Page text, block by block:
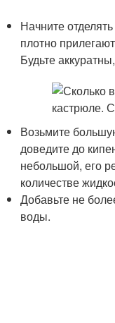
Начните
плотно
Будьте
Возьмите
доведите до
небольшой, его
количестве
Добавьте не
воды.